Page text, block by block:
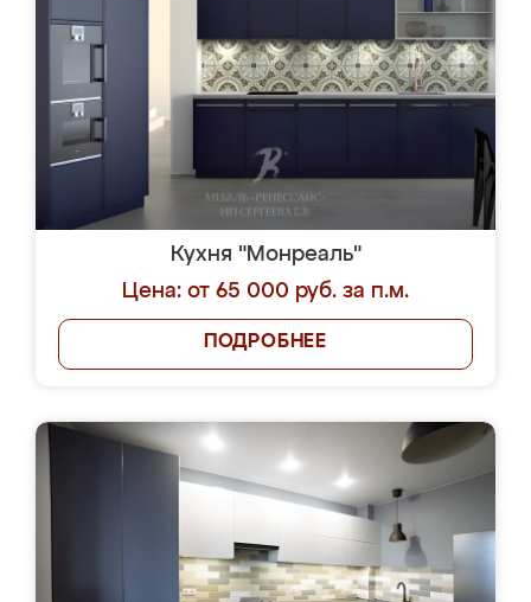
Кухня "Монреаль"
Цена: от 65 000 руб. за п.м.
ПОДРОБНЕЕ